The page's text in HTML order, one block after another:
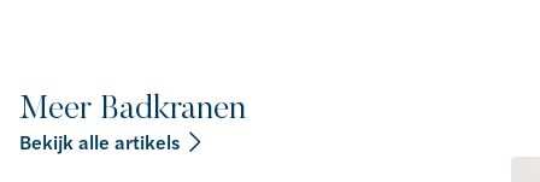
Meer Badkranen
Bekijk alle artikels